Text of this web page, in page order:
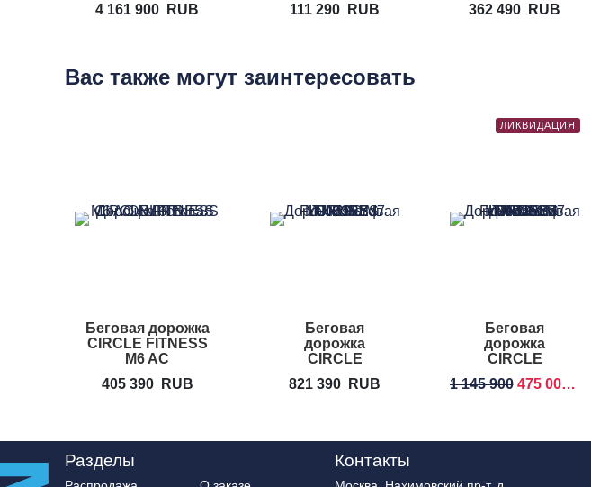
4 161 900 RUB
111 290
RUB
362 490
RUB
Вас также могут заинтересовать
Беговая дорожка
CIRCLE FITNESS
M6 AC
405 390
RUB
Беговая
дорожка
CIRCLE
821 390 RUB
ЛИКВИДАЦИЯ
Беговая
дорожка
CIRCLE
Plus
1 145 900 475 000
Разделы Контакты